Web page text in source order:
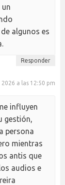
algunos es
Responder
a las 12:50 pm
influyen
gestión,
persona
mientras
antis que
audios e